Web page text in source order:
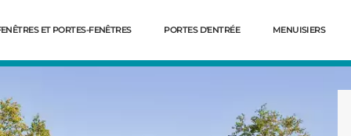
ET PORTES-FENÊTRES PORTES D'ENTRÉE MENUISIERS